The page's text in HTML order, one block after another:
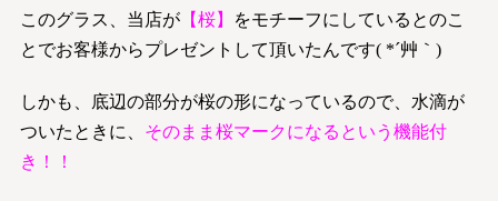
このグラス、当店が【桜】
をモチーフにしているとのこ
とでお客様からプレゼントして頂いたんです( *´艸｀)
しかも、底辺の部分が桜の形になっているので、水滴が
ついたときに、 そのまま桜マークになるという機能付
き！！